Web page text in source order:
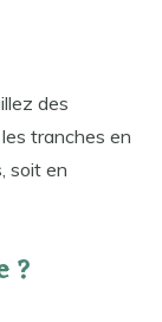
des
tranches en
soit en
?